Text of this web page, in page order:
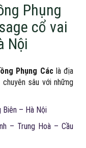
Phụng
cổ vai
Nội
Phụng Các là địa
sâu với những
Biên – Hà Nội
– Trung Hoà – Cầu